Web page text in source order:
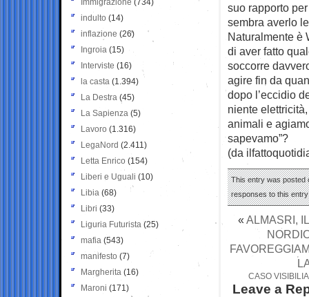
suo rapporto
sembra averlo
Naturalmente è
di aver fatto
soccorre
agire fin da
dopo l’eccidio
niente
animali e
sapevamo”?
(da
This entry was posted
responses to this
« ALMASRI,
CASO
Leave a
Immigrazione (734)
indulto (14)
inflazione (26)
Ingroia (15)
Interviste (16)
la casta (1.394)
La Destra (45)
La Sapienza (5)
Lavoro (1.316)
LegaNord (2.411)
Letta Enrico (154)
Liberi e Uguali (10)
Libia (68)
Libri (33)
Liguria Futurista (25)
mafia (543)
manifesto (7)
Margherita (16)
Maroni (171)